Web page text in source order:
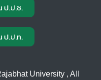
ป.ป.ช.
ป.ป.ท.
University , All